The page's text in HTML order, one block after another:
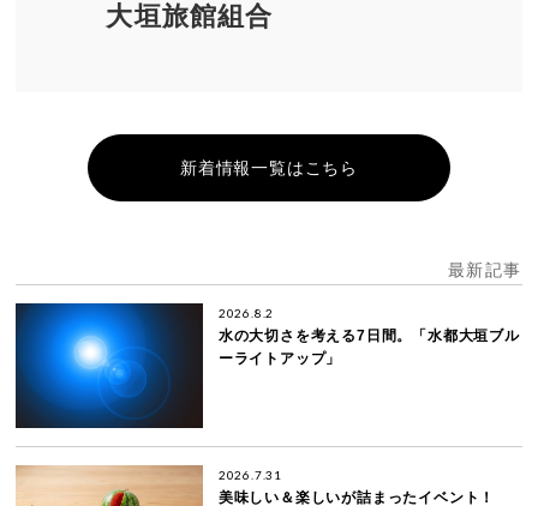
大垣旅館組合
新着情報一覧はこちら
最新記事
2026.8.2
水の大切さを考える7日間。「水都大垣ブル
ーライトアップ」
2026.7.31
美味しい＆楽しいが詰まったイベント！